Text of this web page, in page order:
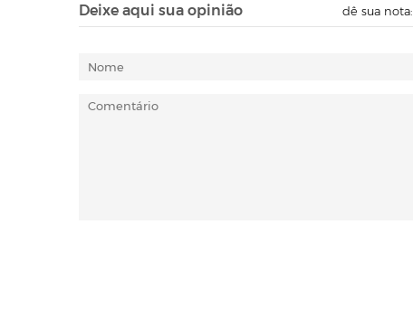
Deixe aqui sua opinião dê sua nota: